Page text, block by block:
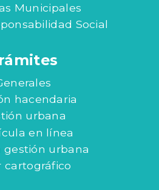
Municipales
Social
hacendaria
urbana
en línea
gestión urbana
cartográfico